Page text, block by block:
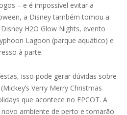
– e é impossível evitar a
a Disney também tomou a
H2O Glow Nights, evento
Lagoon (parque aquático) e
à parte.
isso pode gerar dúvidas sobre
Verry Merry Christmas
que acontece no EPCOT. A
ambiente de perto e tomarão